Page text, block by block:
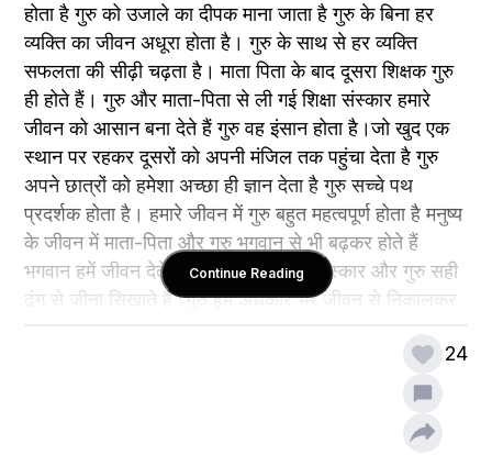
होता है गुरु को उजाले का दीपक माना जाता है गुरु के बिना हर
व्यक्ति का जीवन अधूरा होता है। गुरु के साथ से हर व्यक्ति
सफलता की सीढ़ी चढ़ता है। माता पिता के बाद दूसरा शिक्षक गुरु
ही होते हैं। गुरु और माता-पिता से ली गई शिक्षा संस्कार हमारे
जीवन को आसान बना देते हैं गुरु वह इंसान होता है।जो खुद एक
स्थान पर रहकर दूसरों को अपनी मंजिल तक पहुंचा देता है गुरु
अपने छात्रों को हमेशा अच्छा ही ज्ञान देता है गुरु सच्चे पथ
प्रदर्शक होता है। हमारे जीवन में गुरु बहुत महत्वपूर्ण होता है मनुष्य
के जीवन में माता-पिता और गुरु भगवान से भी बढ़कर होते हैं
भगवान हमें जीवन देते हैं ।माता-पिता अच्छे संस्कार और गुरु सही
ढंग से जीना सिखाते हैं।गुरु हमें अंधकार भरे जीवन से निकालकर
अनुशासित विद्यार्थी भी बनाते हैं। शिक्षा देने वाला ही गुरु नहीं होता
बल्कि हमें हमारी आवश्यकता के अनुसार चलने के लायक बनाने
अच्छे गुरु का होना बहुत ज्यादा महत्वपूर्ण है। गुरु ही हर व्यक्ति को
Continue Reading
24